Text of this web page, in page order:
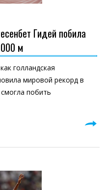
Гидей побила
м
голландская
мировой рекорд в
побить